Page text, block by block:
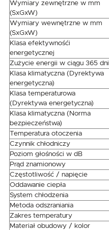
Wymiary zewnętrzne w mm
(SxGxW)
Wymiary wewnętrzne w mm
(SxGxW)
Klasa efektywnośći
energetycznej
Zużycie energii w ciągu 365 dni
Klasa klimatyczna (Dyrektywa
energetyczna)
Klasa temperaturowa
(Dyrektywa energetyczna)
Klasa klimatyczna (Norma
bezpieczeństwa)
Temperatura otoczenia
Czynnik chłodniczy
Poziom głośności w dB
Prąd znamionowy
Częstotliwość / napięcie
Oddawanie ciepła
System chłodzenia
Metoda odszraniania
Zakres temperatury
Materiał obudowy / kolor